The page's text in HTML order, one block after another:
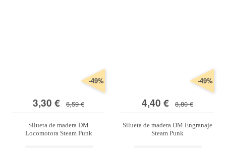
3,30 € 6,59 €
-49%
Silueta de madera DM
Locomotora Steam Punk
4,40 € 8,80 €
-49%
Silueta de madera DM Engranaje
Steam Punk